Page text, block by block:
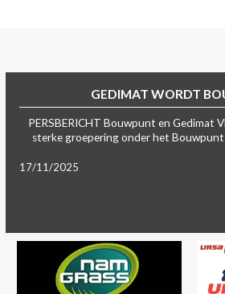
GEDIMAT WORDT
PERSBERICHT Bouwpunt en Gedimat
sterke groepering onder het
17/11/2025